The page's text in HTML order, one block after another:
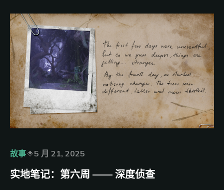
故事 5 月 21, 2025
实地笔记：第六周 —— 深度侦查